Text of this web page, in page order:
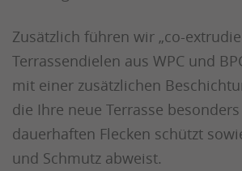
Zusätzlich führen wir „co-
Terrassendielen aus WPC und
mit einer zusätzlichen
die Ihre neue Terrasse
dauerhaften Flecken schützt
und Schmutz abweist.